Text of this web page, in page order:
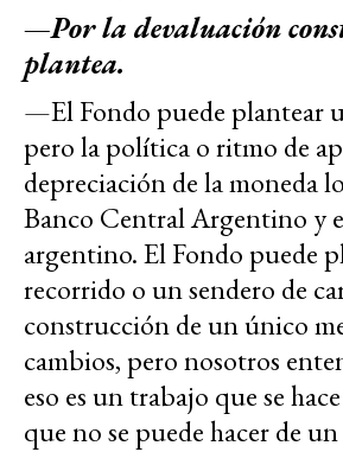
—Por la devaluación
plantea.
—El Fondo puede plantear
pero la política o ritmo de
depreciación de la moneda
Banco Central Argentino y
argentino. El Fondo puede
recorrido o un sendero de
construcción de un único
cambios, pero nosotros
eso es un trabajo que se
que no se puede hacer de